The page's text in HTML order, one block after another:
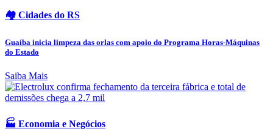
🏘️ Cidades do RS
Guaíba inicia limpeza das orlas com apoio do Programa Horas-Máquinas
do Estado
Saiba Mais
🏭 Economia e Negócios